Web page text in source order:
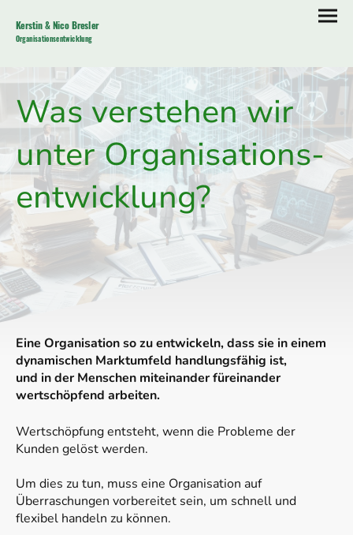
Kerstin & Nico Bresler
Organisationsentwicklung
Was verstehen wir
unter Organisations­
entwicklung?
Eine Organisation so zu entwickeln, dass sie in einem
dynamischen Marktumfeld handlungsfähig ist,
und in der Menschen miteinander füreinander
wertschöpfend arbeiten.
Wertschöpfung entsteht, wenn die Probleme der
Kunden gelöst werden.
Um dies zu tun, muss eine Organisation auf
Überraschungen vorbereitet sein, um schnell und
flexibel handeln zu können.